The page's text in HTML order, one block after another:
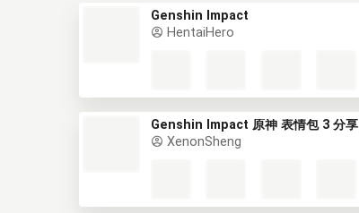
Genshin Impact
HentaiHero
Genshin Impact 原神 表情包 3 分享
XenonSheng